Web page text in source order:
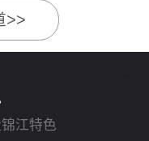
>>
江特色